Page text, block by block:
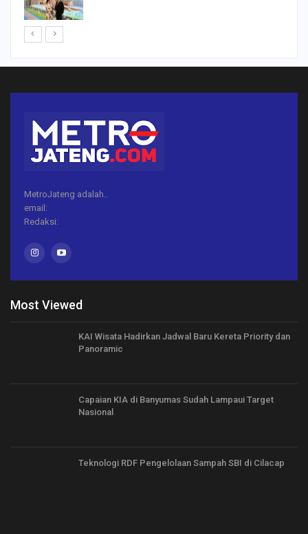
MetroJateng adalah..
email:
Redaksi:
Most Viewed
KAI Wisata Hadirkan Jadwal Baru Kereta Priority dan
Panoramic
Capaian KIA di Banyumas Sudah Lampaui Target
Nasional
Teknologi RDF Pengelolaan Sampah SBI di Cilacap